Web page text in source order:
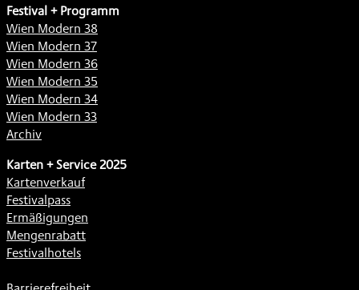
Festival + Programm
Wien Modern 38
Wien Modern 37
Wien Modern 36
Wien Modern 35
Wien Modern 34
Wien Modern 33
Archiv
Karten + Service 2025
Kartenverkauf
Festivalpass
Ermäßigungen
Mengenrabatt
Festivalhotels